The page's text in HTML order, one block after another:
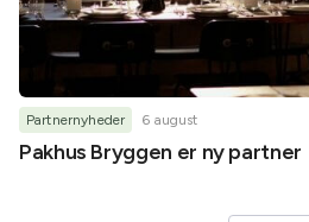
Partnernyheder 6 august
Pakhus Bryggen er ny partner